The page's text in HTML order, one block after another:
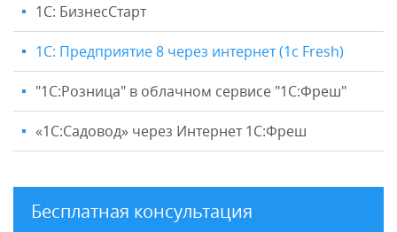
1С: БизнесСтарт
1С: Предприятие 8 через интернет (1c Fresh)
"1C:Розница" в облачном сервисе "1С:Фреш"
«1С:Садовод» через Интернет 1С:Фреш
Бесплатная консультация